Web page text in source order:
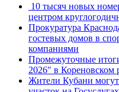
10 тысяч новых
центром
Прокуратура
гостевых домов в
компаниями
Промежуточные
2026" в Кореновском
Жители Кубани